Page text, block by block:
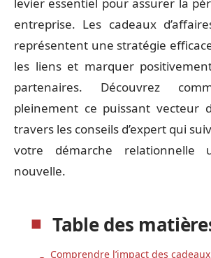
entreprise. Les cadeaux
représentent une stratégie
les liens et marquer
partenaires. Découvrez
pleinement ce puissant vecteur
travers les conseils d’expert qui
votre démarche relationnelle
nouvelle.
Table des
Comprendre l’impact des cadeaux